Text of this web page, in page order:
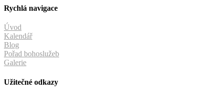
Rychlá navigace
Úvod
Kalendář
Blog
Pořad bohoslužeb
Galerie
Užitečné odkazy